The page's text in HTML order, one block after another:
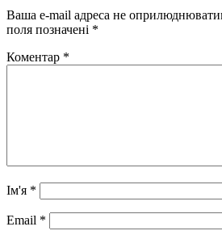
Ваша e-mail адреса не
поля позначені *
Коментар *
Ім'я *
Email *